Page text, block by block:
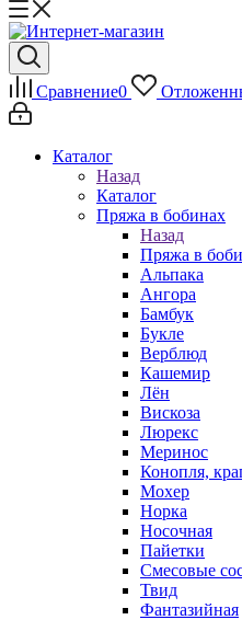
Сравнение0
Каталог
Назад
Каталог
Пряжа в бобинах
Назад
Пряжа в
Альпака
Ангора
Бамбук
Букле
Верблюд
Кашемир
Лён
Вискоза
Люрекс
Меринос
Конопля,
Мохер
Норка
Носочная
Пайетки
Смесовые
Твид
Фантазийная